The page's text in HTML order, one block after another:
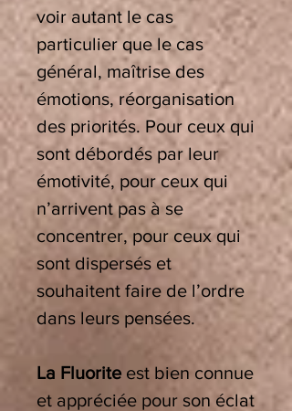
voir autant le cas
particulier que le cas
général, maîtrise des
émotions, réorganisation
des priorités. Pour ceux qui
sont débordés par leur
émotivité, pour ceux qui
n’arrivent pas à se
concentrer, pour ceux qui
sont dispersés et
souhaitent faire de l’ordre
dans leurs pensées.
La Fluorite est bien connue
et appréciée pour son éclat